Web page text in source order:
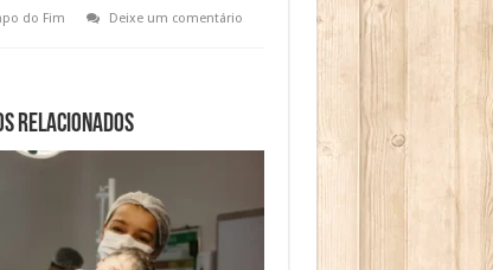
do Fim
Deixe um comentário
relacionados